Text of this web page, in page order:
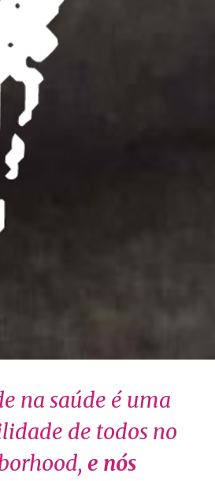
na saúde é uma
de todos no
e nós